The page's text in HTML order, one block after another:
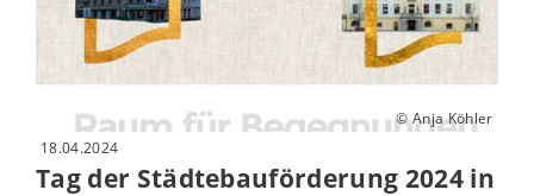
© Anja Köhler
18.04.2024
Tag der Städtebauförderung 2024 in